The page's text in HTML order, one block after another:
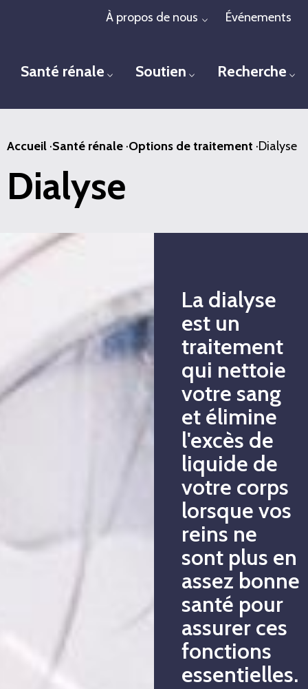
principal
À propos de nous Toggle menu
Événements
Santé rénale Toggle menu
Soutien Toggle menu
Recherche
Accueil ·Santé rénale ·Options de traitement ·Dialyse
Dialyse
La dialyse
est un
traitement
qui nettoie
votre sang
et élimine
l'excès de
liquide de
votre corps
lorsque vos
reins ne
sont plus en
assez bonne
santé pour
assurer ces
fonctions
essentielles.